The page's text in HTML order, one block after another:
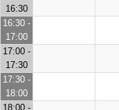
16:30
16:30 -
17:00
17:00 -
17:30
17:30 -
18:00
18:00 -